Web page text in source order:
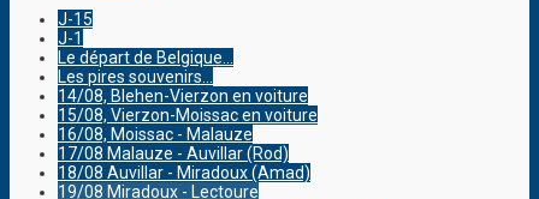
J-15
J-1
Le départ de Belgique...
Les pires souvenirs...
14/08, Blehen-Vierzon en voiture
15/08, Vierzon-Moissac en voiture
16/08, Moissac - Malauze
17/08 Malauze - Auvillar (Rod)
18/08 Auvillar - Miradoux (Amad)
19/08 Miradoux - Lectoure